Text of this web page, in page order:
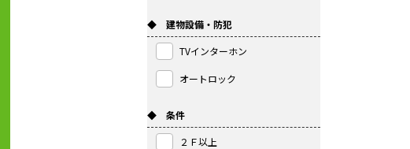
◆ 建物設備・防犯
TVインターホン
オートロック
◆ 条件
２Ｆ以上